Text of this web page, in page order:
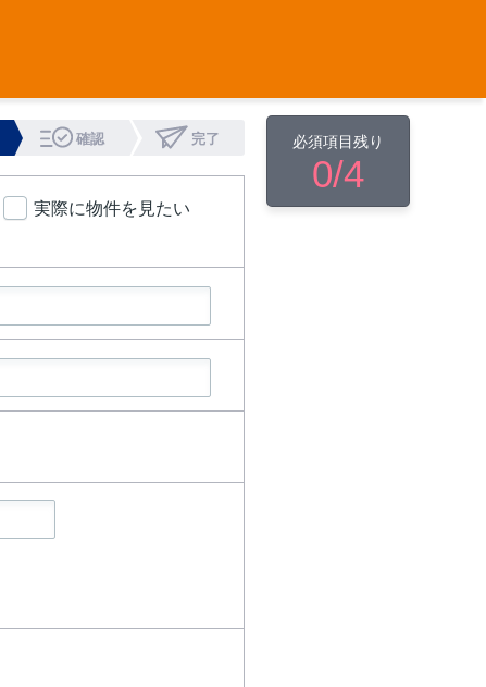
確認 完了
実際に物件を見たい
必須項目残り
0/4